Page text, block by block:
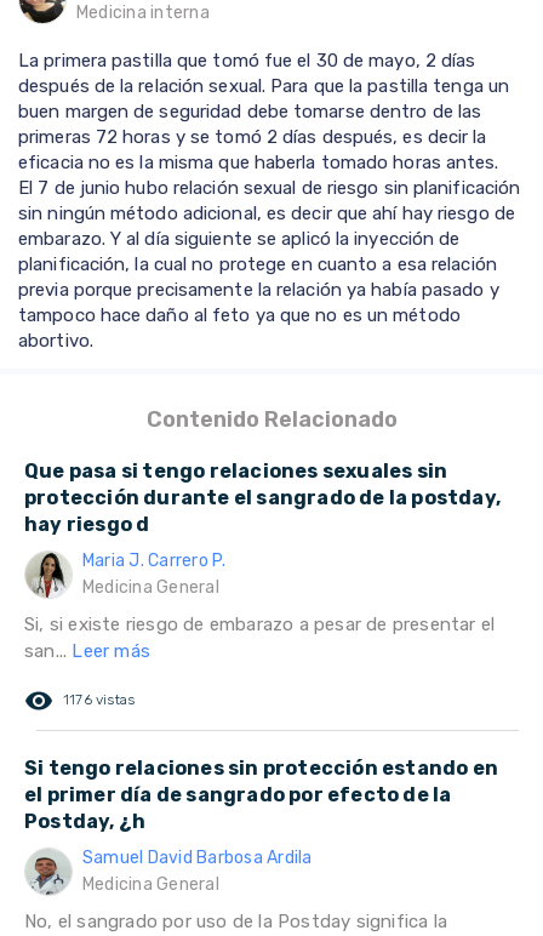
Medicina interna
La primera pastilla que tomó fue el 30 de mayo, 2 días
después de la relación sexual. Para que la pastilla tenga un
buen margen de seguridad debe tomarse dentro de las
primeras 72 horas y se tomó 2 días después, es decir la
eficacia no es la misma que haberla tomado horas antes.
El 7 de junio hubo relación sexual de riesgo sin planificación
sin ningún método adicional, es decir que ahí hay riesgo de
embarazo. Y al día siguiente se aplicó la inyección de
planificación, la cual no protege en cuanto a esa relación
previa porque precisamente la relación ya había pasado y
tampoco hace daño al feto ya que no es un método
abortivo.
Contenido Relacionado
Que pasa si tengo relaciones sexuales sin
protección durante el sangrado de la postday,
hay riesgo d
Maria J. Carrero P.
Medicina General
Si, si existe riesgo de embarazo a pesar de presentar el
san... Leer más
remove_red_eye 1176 vistas
Si tengo relaciones sin protección estando en
el primer día de sangrado por efecto de la
Postday, ¿h
Samuel David Barbosa Ardila
Medicina General
No, el sangrado por uso de la Postday significa la